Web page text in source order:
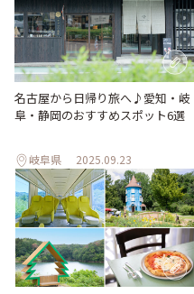
名古屋から日帰り旅へ♪愛知・岐
阜・静岡のおすすめスポット6選
岐阜県 2025.09.23